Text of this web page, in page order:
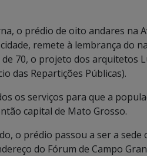
o prédio de oito andares na
remete à lembrança do
70, o projeto dos arquitetos
das Repartições Públicas).
os serviços para que a
capital de Mato Grosso.
o prédio passou a ser a
do Fórum de Campo